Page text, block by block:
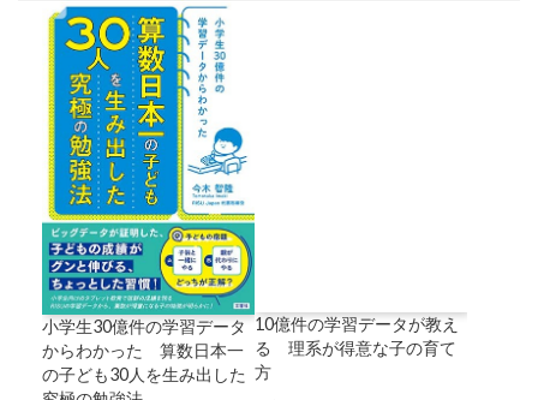
小学生30億件の学習データ
からわかった 算数日本一
の子ども30人を生み出した
10億件の学習データが教え
る 理系が得意な子の育て
方